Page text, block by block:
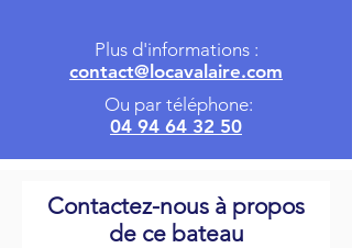
Plus d'informations :
contact@locavalaire.com
Ou par téléphone:
04 94 64 32 50
Contactez-nous à propos
de ce bateau